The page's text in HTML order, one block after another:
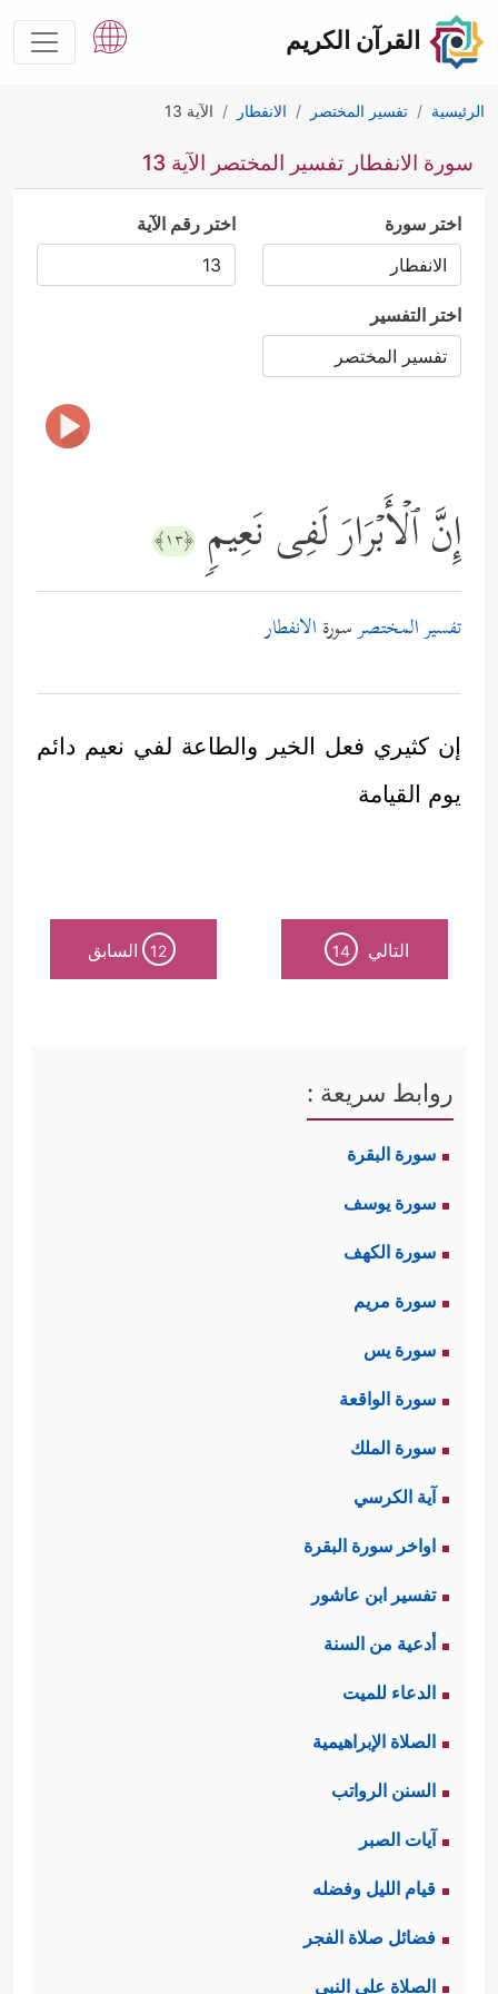
القرآن الكريم
الرئيسية تفسير المختصر الانفطار الآية 13
سورة الانفطار تفسير المختصر الآية 13
اختر سورة اختر رقم الآية
اختر التفسير
إِنَّ ٱلۡأَبۡرَارَ لَفِی نَعِیمࣲ ﴿١٣﴾
تفسير المختصرسورة الانفطار
إن كثيري فعل الخير والطاعة لفي نعيم دائم
يوم القيامة
التالي 14
12 السابق
روابط سريعة :
سورة البقرة
سورة يوسف
سورة الكهف
سورة مريم
سورة يس
سورة الواقعة
سورة الملك
آية الكرسي
اواخر سورة البقرة
تفسير ابن عاشور
أدعية من السنة
الدعاء للميت
الصلاة الإبراهيمية
السنن الرواتب
آيات الصبر
قيام الليل وفضله
فضائل صلاة الفجر
الصلاة على النبي